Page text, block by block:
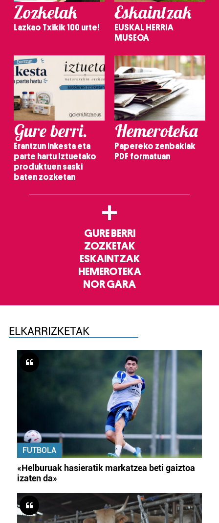
Zozketak
Lazkao Txikik 100 urte!
Eskaintzak
EUSKAL HERRIA
MUSEOA
Gure berri.
Erantzun inkesta eta
parte hartu Iztuetako
produktuen saski
baten zozketan
Hemeroteka
Papereko zenbakiak
PDF formatuan
+
GURE BERRI
ZOZKETAK
ESKAINTZAK
HEMEROTEKA
NOR GARA
ELKARRIZKETAK
FUTBOLA
«Helburuak hasieratik markatzea beti gaiztoa
izaten da»